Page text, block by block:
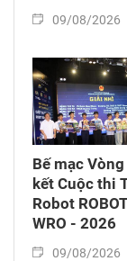
09/08/2026
Bế mạc
kết Cuộc thi
Robot
WRO - 2026
09/08/2026